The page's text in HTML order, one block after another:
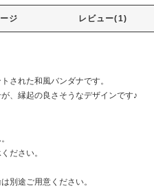
ジ レビュー(1)
された和風バンダナです。
、縁起の良さそうなデザインです♪
ださい。
別途ご用意ください。